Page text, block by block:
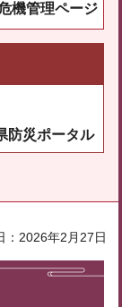
機管理ページ
防災ポータル
：2026年2月27日